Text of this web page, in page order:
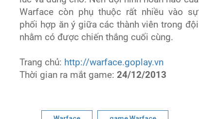
Warface còn phụ thuộc rất nhiều vào sự
phối hợp ăn ý giữa các thành viên trong đội
nhằm có được chiến thắng cuối cùng.
Trang chủ: http://warface.goplay.vn
Thời gian ra mắt game:24/12/2013